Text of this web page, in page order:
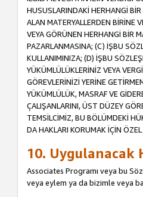
HUSUSLARINDAKİ HERHANGİ
ALAN MATERYALLERDEN BİRİNE
VEYA GÖRÜNEN HERHANGİ BİR
PAZARLANMASINA; (C) İŞBU
KULLANIMINIZA; (D) İŞBU
YÜKÜMLÜLÜKLERİNİZ VEYA
GÖREVLERİNİZİ YERİNE
YÜKÜMLÜLÜK, MASRAF VE
ÇALIŞANLARINI, ÜST DÜZEY
TEMSİLCİMİZ, BU BÖLÜMDEKİ
DA HAKLARI KORUMAK İÇİN
10. Uygulanacak
Associates Programı veya bu
veya eylem ya da bizimle veya